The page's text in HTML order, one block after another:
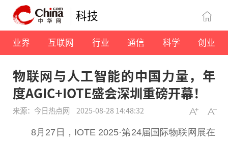
科技
业界 互联网 行业 通信 科学 创业
物联网与人工智能的中国力量，年
度AGIC+IOTE盛会深圳重磅开幕！
来源：今日热点网 2025-08-28 14:48:32
8月27日，IOTE 2025·第24届国际物联网展在